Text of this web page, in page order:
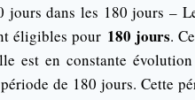
jours dans les 180 jours –
éligibles pour 180 jours.
est en constante
de 180 jours. Cette